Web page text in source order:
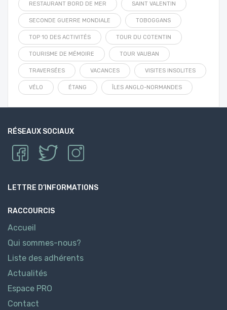
RESTAURANT BORD DE MER SAINT VALENTIN
SECONDE GUERRE MONDIALE TOBOGGANS
TOP 10 DES ACTIVITÉS TOUR DU COTENTIN
TOURISME DE MÉMOIRE TOUR VAUBAN
TRAVERSÉES VACANCES VISITES INSOLITES
VÉLO ÉTANG ÎLES ANGLO-NORMANDES
RÉSEAUX SOCIAUX
LETTRE D’INFORMATIONS
RACCOURCIS
Accueil
Qui sommes-nous?
Liste des adhérents
Actualités
Espace PRO
Contact